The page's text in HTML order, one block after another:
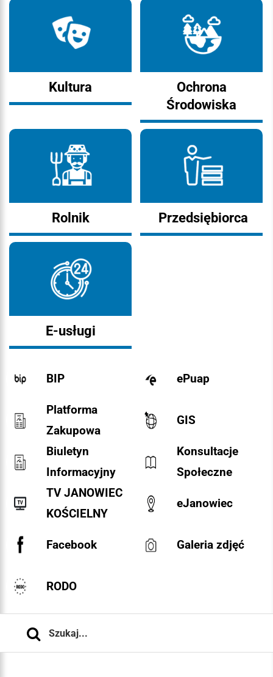
Kultura
Ochrona
Środowiska
Rolnik Przedsiębiorca
E-usługi
BIP ePuap
Platforma
Zakupowa
GIS
Biuletyn
Informacyjny
Konsultacje
Społeczne
TV JANOWIEC
KOŚCIELNY
eJanowiec
Facebook Galeria zdjęć
RODO